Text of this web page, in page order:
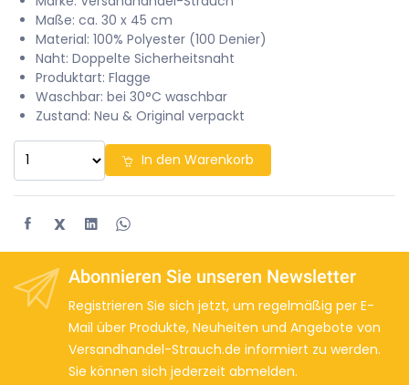
Maße: ca. 30 x 45 cm
Material: 100% Polyester (100 Denier)
Naht: Doppelte Sicherheitsnaht
Produktart: Flagge
Waschbar: bei 30°C waschbar
Zustand: Neu & Original verpackt
In den Warenkorb
X
Abonnieren Sie unseren Newsletter
Registrieren Sie sich jetzt, um regelmäßig per E-
Mail über Produkte, Neuheiten und Angebote von
Versandhandel-Strauch.de informiert zu werden.
Sie können sich jederzeit abmelden.